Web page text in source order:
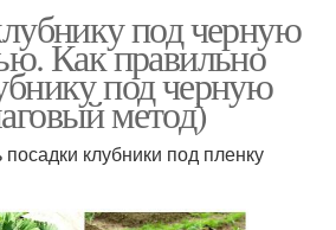
под черную
Как правильно
под черную
метод)
клубники под пленку